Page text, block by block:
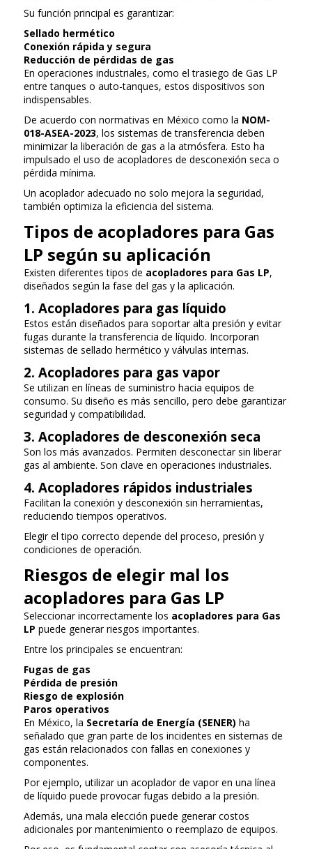
Su función principal es garantizar:
Sellado hermético
Conexión rápida y segura
Reducción de pérdidas de gas
En operaciones industriales, como el trasiego de Gas LP
entre tanques o auto-tanques, estos dispositivos son
indispensables.
De acuerdo con normativas en México como la NOM-
018-ASEA-2023, los sistemas de transferencia deben
minimizar la liberación de gas a la atmósfera. Esto ha
impulsado el uso de acopladores de desconexión seca o
pérdida mínima.
Un acoplador adecuado no solo mejora la seguridad,
también optimiza la eficiencia del sistema.
Tipos de acopladores para Gas
LP según su aplicación
Existen diferentes tipos de acopladores para Gas LP,
diseñados según la fase del gas y la aplicación.
1. Acopladores para gas líquido
Estos están diseñados para soportar alta presión y evitar
fugas durante la transferencia de líquido. Incorporan
sistemas de sellado hermético y válvulas internas.
2. Acopladores para gas vapor
Se utilizan en líneas de suministro hacia equipos de
consumo. Su diseño es más sencillo, pero debe garantizar
seguridad y compatibilidad.
3. Acopladores de desconexión seca
Son los más avanzados. Permiten desconectar sin liberar
gas al ambiente. Son clave en operaciones industriales.
4. Acopladores rápidos industriales
Facilitan la conexión y desconexión sin herramientas,
reduciendo tiempos operativos.
Elegir el tipo correcto depende del proceso, presión y
condiciones de operación.
Riesgos de elegir mal los
acopladores para Gas LP
Seleccionar incorrectamente los acopladores para Gas
LP puede generar riesgos importantes.
Entre los principales se encuentran:
Fugas de gas
Pérdida de presión
Riesgo de explosión
Paros operativos
En México, la Secretaría de Energía (SENER) ha
señalado que gran parte de los incidentes en sistemas de
gas están relacionados con fallas en conexiones y
componentes.
Por ejemplo, utilizar un acoplador de vapor en una línea
de líquido puede provocar fugas debido a la presión.
Además, una mala elección puede generar costos
adicionales por mantenimiento o reemplazo de equipos.